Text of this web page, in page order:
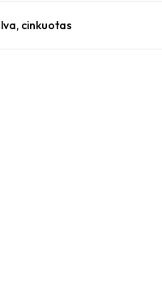
cinkuotas